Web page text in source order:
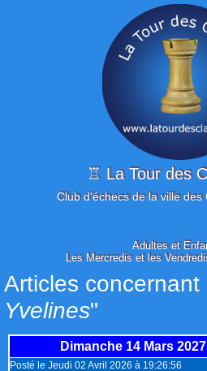
♖ La Tour des
Club d'échecs de la ville des
Adultes et
Les Mercredis et les
Articles concernant
Yvelines"
Dimanche 14 Mars 2027
Posté le Jeudi 02 Avril 2026 à 19:26:56